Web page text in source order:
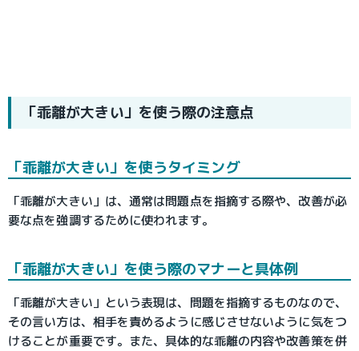
「乖離が大きい」を使う際の注意点
「乖離が大きい」を使うタイミング
「乖離が大きい」は、通常は問題点を指摘する際や、改善が必
要な点を強調するために使われます。
「乖離が大きい」を使う際のマナーと具体例
「乖離が大きい」という表現は、問題を指摘するものなので、
その言い方は、相手を責めるように感じさせないように気をつ
けることが重要です。また、具体的な乖離の内容や改善策を併